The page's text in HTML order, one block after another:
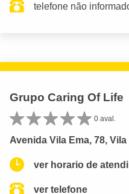
telefone não
Grupo Caring Of Life
0 aval.
Avenida Vila Ema, 78,
ver horario de
ver telefone